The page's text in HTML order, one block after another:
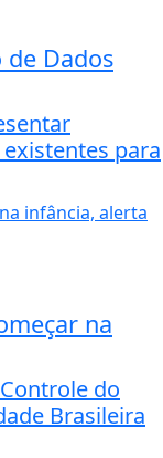
de Dados
para
na
do
Brasileira